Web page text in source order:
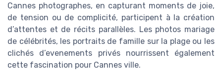
Cannes photographes, en capturant moments de joie,
de tension ou de complicité, participent à la création
d’attentes et de récits parallèles. Les photos mariage
de célébrités, les portraits de famille sur la plage ou les
clichés d’evenements privés nourrissent également
cette fascination pour Cannes ville.